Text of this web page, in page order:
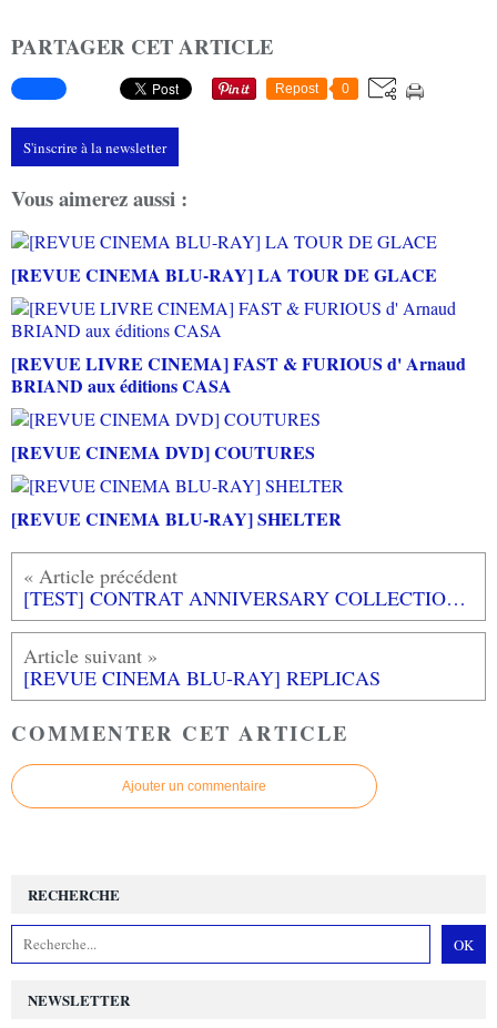
PARTAGER CET ARTICLE
Repost 0
S'inscrire à la newsletter
Vous aimerez aussi :
[REVUE CINEMA BLU-RAY] LA TOUR DE GLACE
[REVUE LIVRE CINEMA] FAST & FURIOUS d' Arnaud
BRIAND aux éditions CASA
[REVUE CINEMA DVD] COUTURES
[REVUE CINEMA BLU-RAY] SHELTER
[TEST] CONTRAT ANNIVERSARY COLLECTION et ARCADE CLASSICS ANNIVERSARY COLLECTION PS4
[REVUE CINEMA BLU-RAY] REPLICAS
COMMENTER CET ARTICLE
Ajouter un commentaire
NEWSLETTER
RECHERCHE